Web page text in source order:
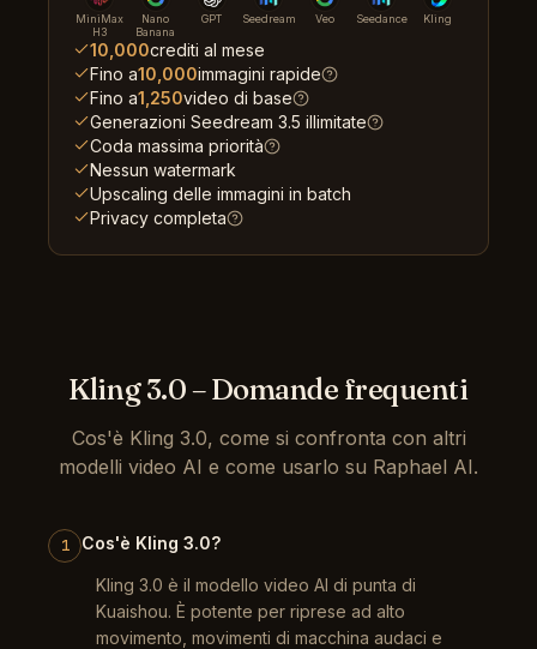
MiniMax
H3
Nano
Banana
GPT Seedream Veo Seedance Kling
10,000crediti al mese
Fino a10,000immagini rapide
Fino a1,250video di base
Generazioni Seedream 3.5 illimitate
Coda massima priorità
Nessun watermark
Upscaling delle immagini in batch
Privacy completa
Kling 3.0 – Domande frequenti
Cos'è Kling 3.0, come si confronta con altri
modelli video AI e come usarlo su Raphael AI.
1 Cos'è Kling 3.0?
Kling 3.0 è il modello video AI di punta di
Kuaishou. È potente per riprese ad alto
movimento, movimenti di macchina audaci e